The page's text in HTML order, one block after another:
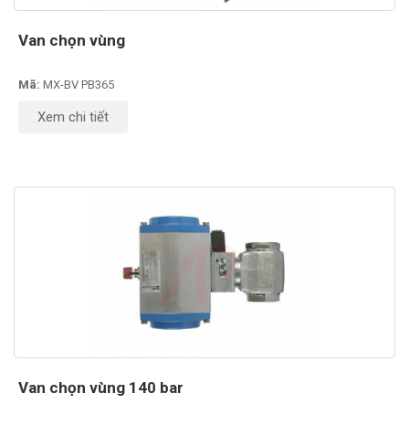
Van chọn vùng
Mã: MX-BV PB365
Xem chi tiết
Van chọn vùng 140 bar